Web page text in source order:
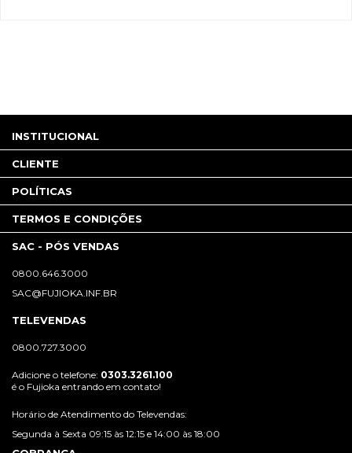
INSTITUCIONAL
CLIENTE
POLÍTICAS
TERMOS E CONDIÇÕES
SAC - PÓS VENDAS
0800.646.3000
SAC@FUJIOKA.INF.BR
TELEVENDAS
0800.727.3000
Adicione o telefone: 0303.3261.100
é o Fujioka entrando em contato!
Horário de Atendimento do Televendas:
Segunda à Sexta 09:15 às 12:15 e 14:00 às 18:00